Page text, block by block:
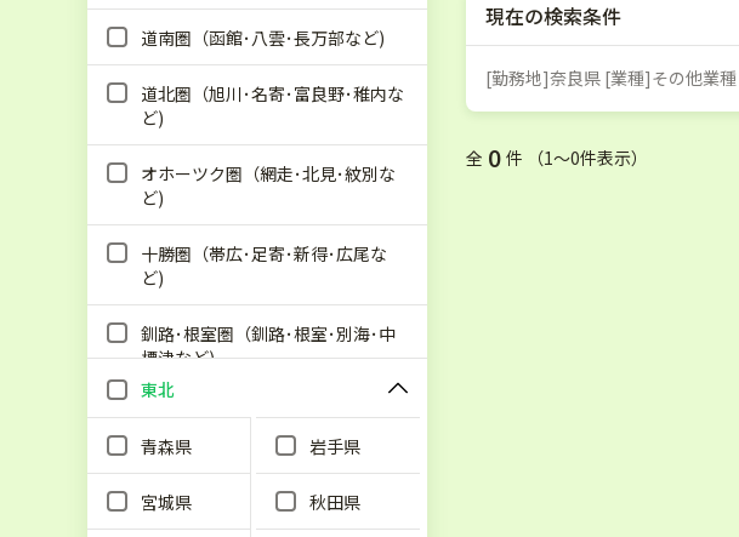
道南圏（函館･八雲･長万部など)
道北圏（旭川･名寄･富良野･稚内な
ど)
オホーツク圏（網走･北見･紋別な
ど)
十勝圏（帯広･足寄･新得･広尾な
ど)
釧路･根室圏（釧路･根室･別海･中
標津など)
東北
青森県 岩手県
宮城県 秋田県
現在の検索条件
[勤務地]奈良県 [業種]その他業種
全 0 件 （1〜0件表示）